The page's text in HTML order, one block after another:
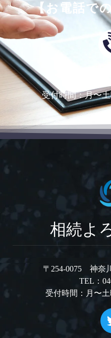
【お電話で
受付時間：月〜
相続よ
〒254-0075 神奈
TEL：
受付時間：月〜